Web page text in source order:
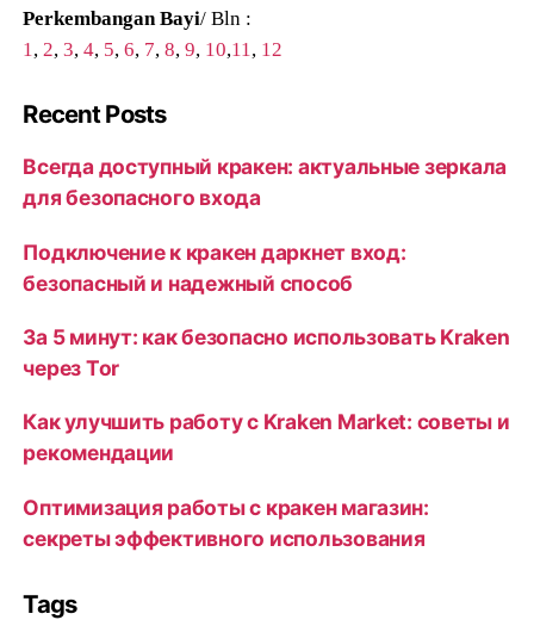
Perkembangan Bayi/ Bln :
1 , 2,3,4, 5,6, 7,8,9, 10,11 , 12
Recent Posts
Всегда доступный кракен: актуальные зеркала
для безопасного входа
Подключение к кракен даркнет вход:
безопасный и надежный способ
За 5 минут: как безопасно использовать Kraken
через Tor
Как улучшить работу с Kraken Market: советы и
рекомендации
Оптимизация работы с кракен магазин:
секреты эффективного использования
Tags